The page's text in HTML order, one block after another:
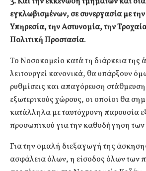
εγκλωβισμένων, σε συνεργασία με
Υπηρεσία, την Αστυνομία, την
Πολιτική Προστασία.
Το Νοσοκομείο κατά τη διάρκεια της
λειτουργεί κανονικά, θα υπάρξουν
ρυθμίσεις και απαγόρευση
εξωτερικούς χώρους, οι οποίοι θα
κατάλληλα με ταυτόχρονη παρουσία
προσωπικού για την καθοδήγηση
Για την ομαλή διεξαγωγή της
ασφάλεια όλων, η είσοδος όλων των